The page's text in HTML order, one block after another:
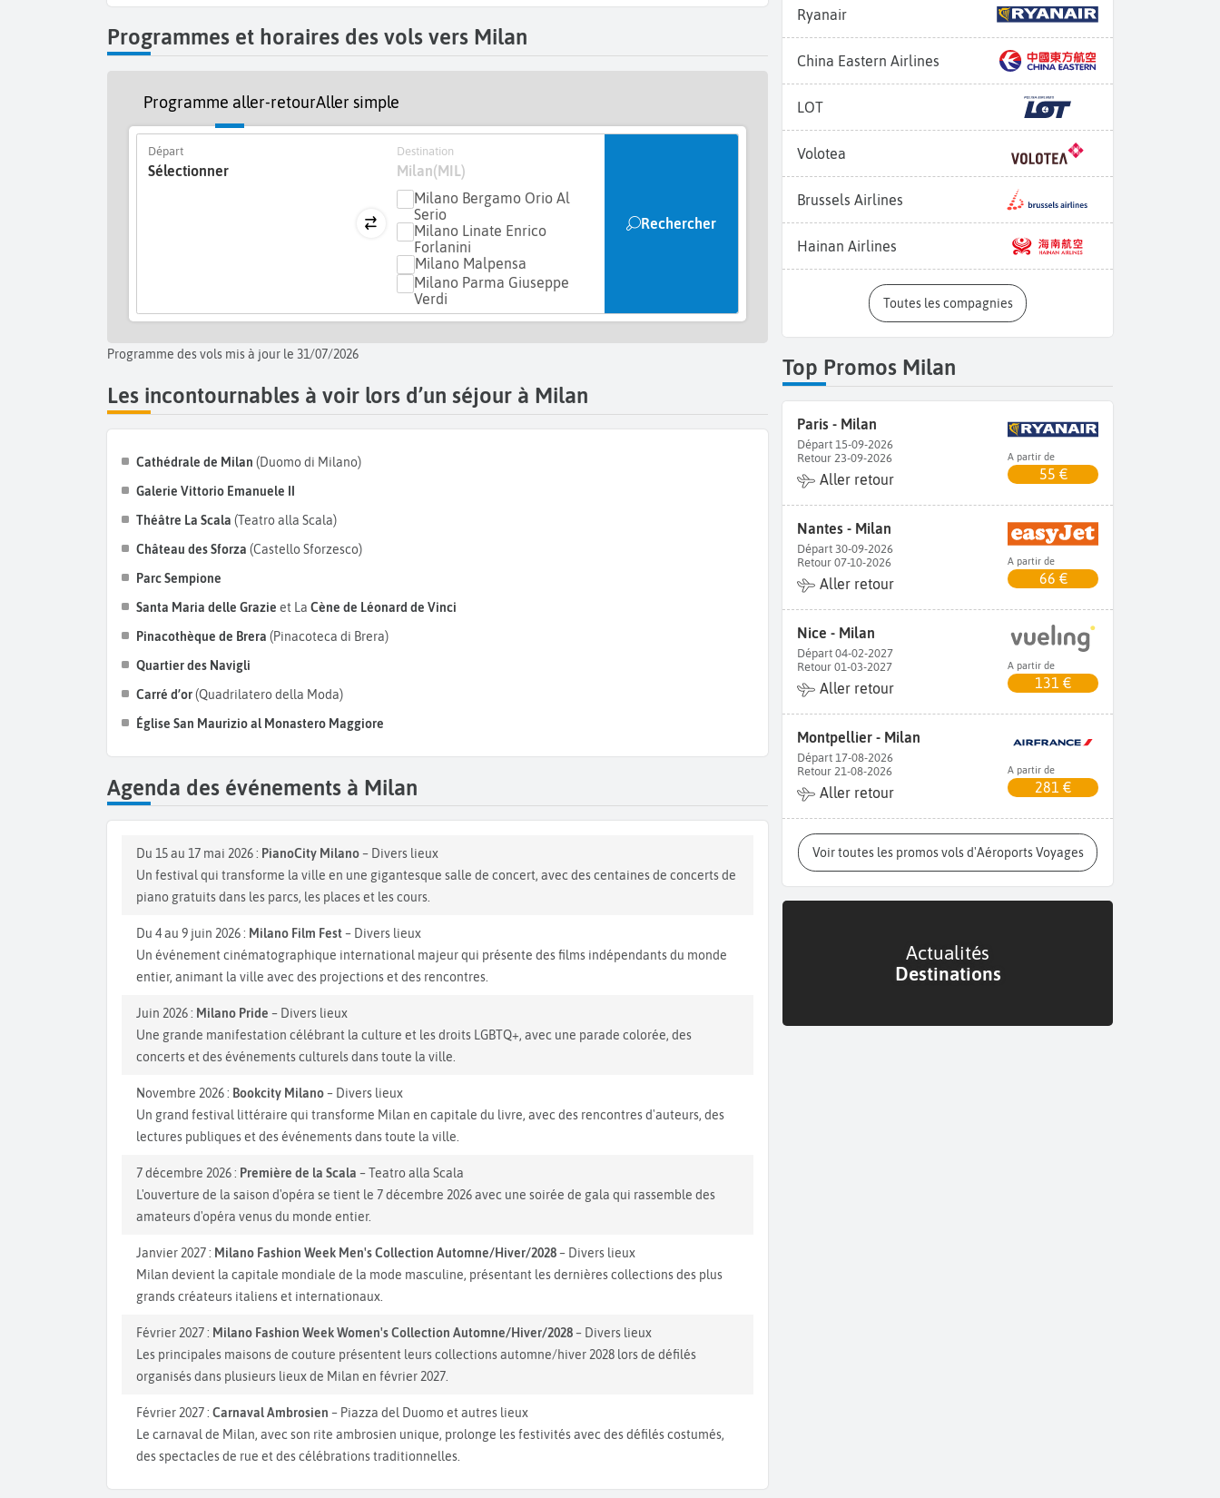
pour les enfants. Ne manquez pas non plus, lequartier de Navigli, où il fait bon flâner le long descanaux
animés, avec ses restaurants, ses boutiques et ses bars à la mode. Pour terminer votre journée, faites
l'expérience de l’Aperitivo, équivalent italien de l’Happy Hour. Vous pourrez déguster un verre deSpritz
vous soyez amateurs de musées, de parcs ou de monuments anciens, vous trouverez à coup sûr votre bonheur
Programmes et horaires des vols vers Milan
Programme aller-retourAller simple
Départ
Sélectionner
Destination
Milan(MIL)
Milano Bergamo Orio Al
Serio
Milano Linate Enrico
Forlanini
Milano Malpensa
Milano Parma Giuseppe
Verdi
Rechercher
Programme des vols mis à jour le 31/07/2026
Les incontournables à voir lors d’un séjour à Milan
Cathédrale de Milan (Duomo di Milano)
Galerie Vittorio Emanuele II
Théâtre La Scala (Teatro alla Scala)
Château des Sforza (Castello Sforzesco)
Parc Sempione
Santa Maria delle Grazie et La Cène de Léonard de Vinci
Pinacothèque de Brera (Pinacoteca di Brera)
Quartier des Navigli
Carré d’or(Quadrilatero della Moda)
Église San Maurizio al Monastero Maggiore
Agenda des événements à Milan
Du 15 au 17 mai 2026 : PianoCity Milano– Divers lieux
Un festival qui transforme la ville en une gigantesque salle de concert, avec des centaines de concerts de
piano gratuits dans les parcs, les places et les cours.
Du 4 au 9 juin 2026 : Milano Film Fest– Divers lieux
Un événement cinématographique international majeur qui présente des films indépendants du monde
entier, animant la ville avec des projections et des rencontres.
Juin 2026 : Milano Pride – Divers lieux
Une grande manifestation célébrant la culture et les droits LGBTQ+, avec une parade colorée, des
concerts et des événements culturels dans toute la ville.
Novembre 2026 : Bookcity Milano– Divers lieux
Un grand festival littéraire qui transforme Milan en capitale du livre, avec des rencontres d'auteurs, des
lectures publiques et des événements dans toute la ville.
7 décembre 2026 : Première de la Scala – Teatro alla Scala
L'ouverture de la saison d'opéra se tient le 7 décembre 2026 avec une soirée de gala qui rassemble des
amateurs d'opéra venus du monde entier.
Janvier 2027 : Milano Fashion Week Men's Collection Automne/Hiver/2028– Divers lieux
Milan devient la capitale mondiale de la mode masculine, présentant les dernières collections des plus
grands créateurs italiens et internationaux.
Février 2027 : Milano Fashion Week Women's Collection Automne/Hiver/2028– Divers lieux
Les principales maisons de couture présentent leurs collections automne/hiver 2028 lors de défilés
organisés dans plusieurs lieux de Milan en février 2027.
Février 2027 : Carnaval Ambrosien – Piazza del Duomo et autres lieux
Le carnaval de Milan, avec son rite ambrosien unique, prolonge les festivités avec des défilés costumés,
des spectacles de rue et des célébrations traditionnelles.
Ryanair
China Eastern Airlines
LOT
Volotea
Brussels Airlines
Hainan Airlines
Toutes les compagnies
Top Promos Milan
Paris - Milan
Départ 15-09-2026
Retour 23-09-2026
Aller retour
A partir de
55 €
Nantes - Milan
Départ 30-09-2026
Retour 07-10-2026
Aller retour
A partir de
66 €
Nice - Milan
Départ 04-02-2027
Retour 01-03-2027
Aller retour
A partir de
131 €
Montpellier - Milan
Départ 17-08-2026
Retour 21-08-2026
Aller retour
A partir de
281 €
Voir toutes les promos vols d'Aéroports Voyages
Actualités
Destinations